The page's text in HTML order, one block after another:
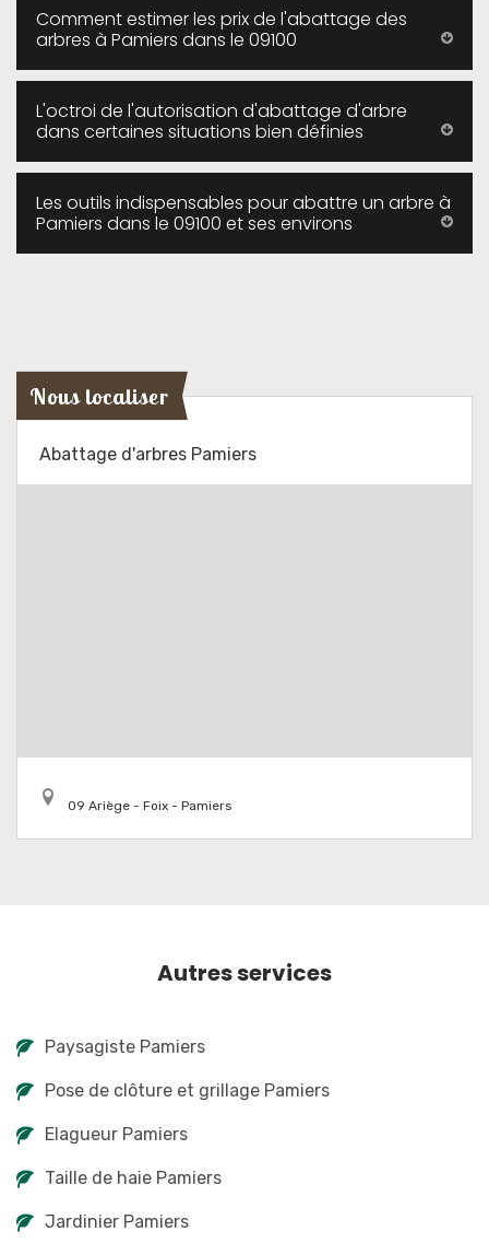
Comment estimer les prix de l'abattage des
arbres à Pamiers dans le 09100
L'octroi de l'autorisation d'abattage d'arbre
dans certaines situations bien définies
Les outils indispensables pour abattre un arbre à
Pamiers dans le 09100 et ses environs
Nous localiser
Abattage d'arbres Pamiers
09 Ariège - Foix - Pamiers
Autres services
Paysagiste Pamiers
Pose de clôture et grillage Pamiers
Elagueur Pamiers
Taille de haie Pamiers
Jardinier Pamiers